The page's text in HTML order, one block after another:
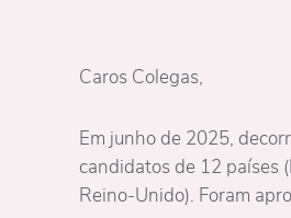
Caros Colegas,
Em junho de 2025,
candidatos de 12 países
Reino-Unido). Foram